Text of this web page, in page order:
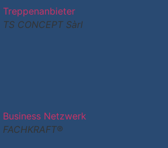
Treppenanbieter
TS CONCEPT Sàrl
Business Netzwerk
FACHKRAFT®